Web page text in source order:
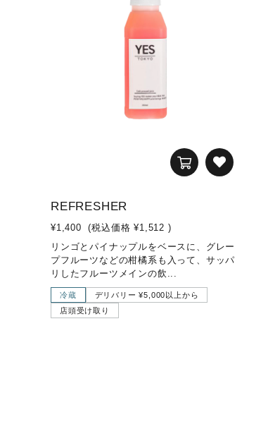
REFRESHER
¥1,400 (税込価格 ¥1,512 )
リンゴとパイナップルをベースに、グレー
プフルーツなどの柑橘系も入って、サッパ
リしたフルーツメインの飲...
冷蔵
デリバリー ¥5,000以上から
店頭受け取り